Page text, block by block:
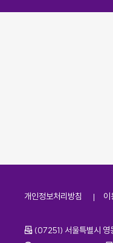
개인정보처리방침 이
주소
(07251) 서울특별시 영